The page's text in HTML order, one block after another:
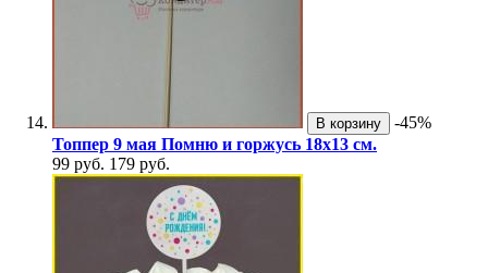
В корзину
-45%
Топпер 9 мая Помню и горжусь 18х13 см.
99 руб. 179 руб.